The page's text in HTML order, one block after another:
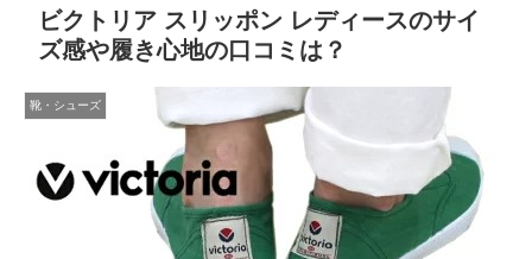
ビクトリア スリッポン レディースのサイ
ズ感や履き心地の口コミは？
靴・シューズ